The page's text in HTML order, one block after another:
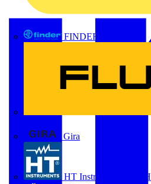
FINDER
Gira
HT Instruments GmbH